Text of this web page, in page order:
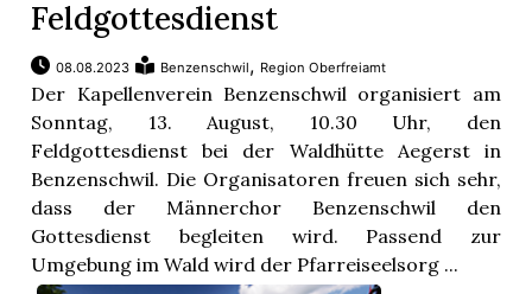
Feldgottesdienst
08.08.2023 Benzenschwil, Region Oberfreiamt
Der Kapellenverein Benzenschwil organisiert am
Sonntag, 13. August, 10.30 Uhr, den
Feldgottesdienst bei der Waldhütte Aegerst in
Benzenschwil. Die Organisatoren freuen sich sehr,
dass der Männerchor Benzenschwil den
Gottesdienst begleiten wird. Passend zur
Umgebung im Wald wird der Pfarreiseelsorg ...